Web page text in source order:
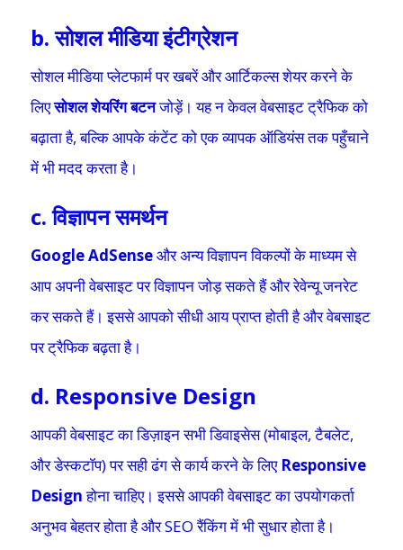
b. सोशल मीडिया इंटीग्रेशन
सोशल मीडिया प्लेटफार्म पर खबरें और आर्टिकल्स शेयर करने के
लिएसोशल शेयरिंग बटनजोड़ें। यह न केवल वेबसाइट ट्रैफिक को
बढ़ाता है, बल्कि आपके कंटेंट को एक व्यापक ऑडियंस तक पहुँचाने
में भी मदद करता है।
c. विज्ञापन समर्थन
Google AdSenseऔर अन्य विज्ञापन विकल्पों के माध्यम से
आप अपनी वेबसाइट पर विज्ञापन जोड़ सकते हैं और रेवेन्यू जनरेट
कर सकते हैं। इससे आपको सीधी आय प्राप्त होती है और वेबसाइट
पर ट्रैफिक बढ़ता है।
d. Responsive Design
आपकी वेबसाइट का डिज़ाइन सभी डिवाइसेस (मोबाइल, टैबलेट,
और डेस्कटॉप) पर सही ढंग से कार्य करने के लिए Responsive
Designहोना चाहिए। इससे आपकी वेबसाइट का उपयोगकर्ता
अनुभव बेहतर होता है और SEO रैंकिंग में भी सुधार होता है।